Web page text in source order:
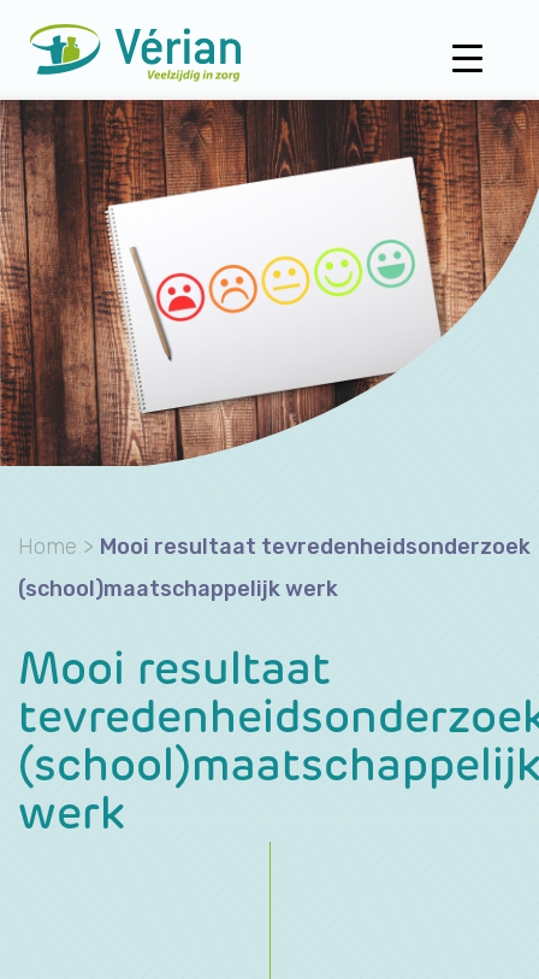
Home > Mooi resultaat tevredenheidsonderzoek
(school)maatschappelijk werk
Mooi resultaat
werk